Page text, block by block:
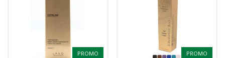
PROMO PROMO